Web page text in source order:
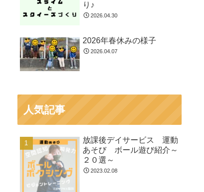
り♪
2026.04.30
2026年春休みの様子
2026.04.07
人気記事
放課後デイサービス 運動
あそび ボール遊び紹介～
２０選～
2023.02.08